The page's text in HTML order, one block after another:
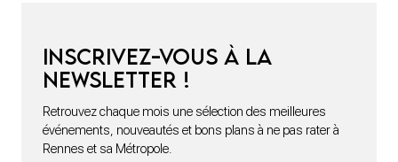
Inscrivez-vous à la
newsletter !
Retrouvez chaque mois une sélection des meilleures
événements, nouveautés et bons plans à ne pas rater à
Rennes et sa Métropole.